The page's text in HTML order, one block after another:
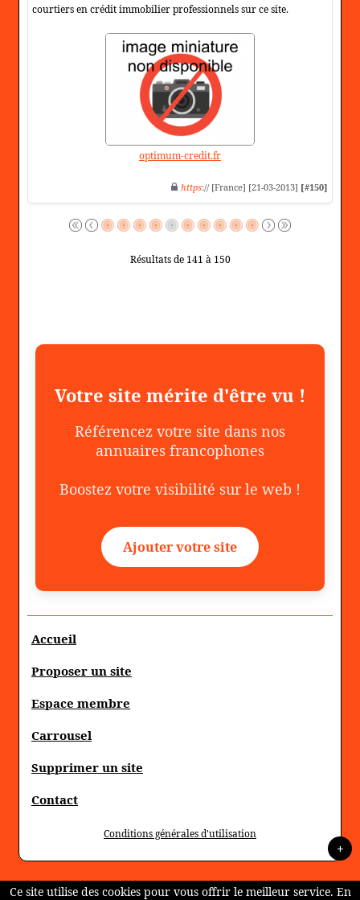
courtiers en crédit immobilier professionnels sur ce site.
optimum-credit.fr
https:// [France] [21-03-2013] [#150]
Résultats de 141 à 150
Votre site mérite d'être vu !
Référencez votre site dans nos
annuaires francophones
Boostez votre visibilité sur le web !
Ajouter votre site
Accueil
Proposer un site
Espace membre
Carrousel
Supprimer un site
Contact
Conditions générales d'utilisation
+
Ce site utilise des cookies pour vous offrir le meilleur service. En